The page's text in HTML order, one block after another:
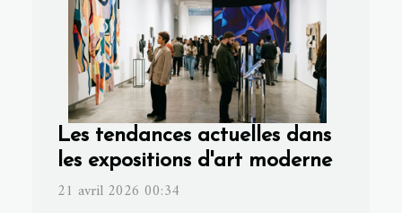
Les tendances actuelles dans
les expositions d'art moderne
21 avril 2026 00:34